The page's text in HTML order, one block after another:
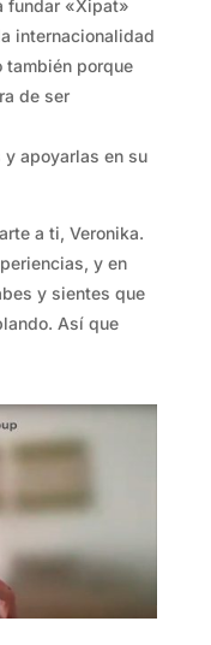
fundar «Xipat»
internacionalidad
también porque
de ser
y apoyarlas en su
a ti, Veronika.
y en
y sientes que
Así que